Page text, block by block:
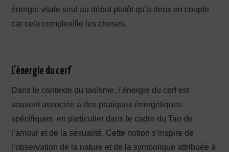
énergie vitale seul au début plutôt qu’à deux en couple
car cela complexifie les choses.
L’énergie du cerf
Dans le contexte du taoïsme, l’énergie du cerf est
souvent associée à des pratiques énergétiques
spécifiques, en particulier dans le cadre du Tao de
l’amour et de la sexualité. Cette notion s’inspire de
l’observation de la nature et de la symbolique attribuée à